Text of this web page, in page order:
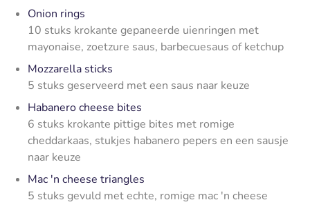
Onion rings
10 stuks krokante gepaneerde uienringen met
mayonaise, zoetzure saus, barbecuesaus of ketchup
Mozzarella sticks
5 stuks geserveerd met een saus naar keuze
Habanero cheese bites
6 stuks krokante pittige bites met romige
cheddarkaas, stukjes habanero pepers en een sausje
naar keuze
Mac 'n cheese triangles
5 stuks gevuld met echte, romige mac 'n cheese